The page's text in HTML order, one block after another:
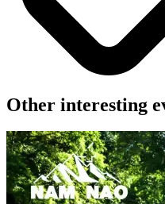
Other interesting